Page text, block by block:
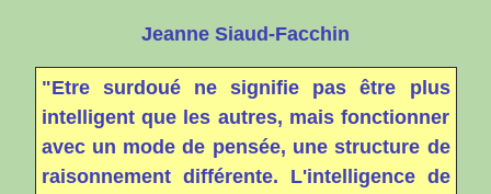
Jeanne Siaud-Facchin
"Etre surdoué ne signifie pas être plus
intelligent que les autres, mais fonctionner
avec un mode de pensée, une structure de
raisonnement différente. L'intelligence de